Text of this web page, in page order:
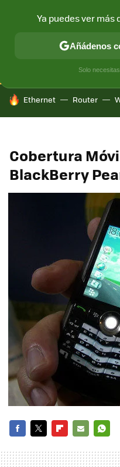
CONECTIVIDAD MÓVIL Y
HOY SE HABLA DE
Ethernet Router
Cobertura
BlackBerry
MAIL
Ya puedes ver más
Añádenos
Solo